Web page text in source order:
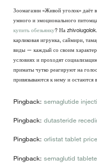
Зоомагазин «Живой уголок» даёт
умного и эмоционального
купить обезьянку? На
карликовая игрунка, саймири,
виды — каждый со своим
условиях и проходят
приматы чутко реагируют на
привязываются к нему и
Pingback: semaglutide
Pingback: dutasteride
Pingback: orlistat tablet price
Pingback: semaglutid